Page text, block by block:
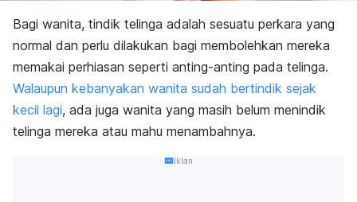
Bagi wanita, tindik telinga adalah sesuatu perkara yang
normal dan perlu dilakukan bagi membolehkan mereka
memakai perhiasan seperti anting-anting pada telinga.
Walaupun kebanyakan wanita sudah bertindik sejak
kecil lagi, ada juga wanita yang masih belum menindik
telinga mereka atau mahu menambahnya.
Iklan